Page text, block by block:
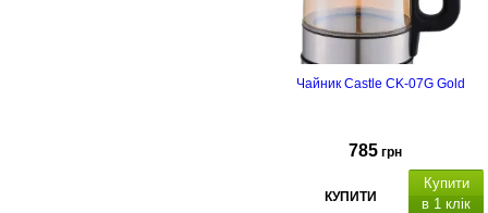
Чайник Castle CK-07G Gold
785 грн
КУПИТИ
Купити
в 1 клік